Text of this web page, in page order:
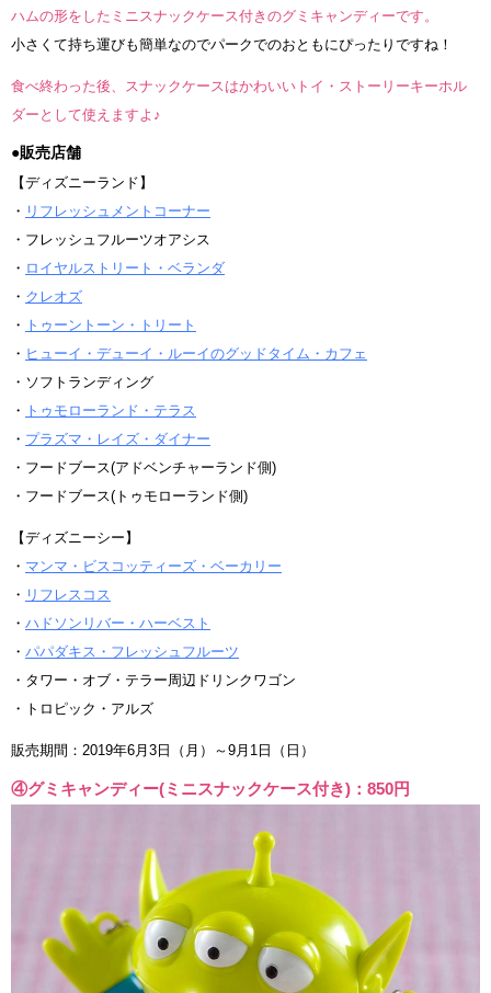
ハムの形をしたミニスナックケース付きのグミキャンディーです。
小さくて持ち運びも簡単なのでパークでのおともにぴったりですね！
食べ終わった後、スナックケースはかわいいトイ・ストーリーキーホル
ダーとして使えますよ♪
●販売店舗
【ディズニーランド】
・ リフレッシュメントコーナー
・フレッシュフルーツオアシス
・ ロイヤルストリート・ベランダ
・ クレオズ
・ トゥーントーン・トリート
・ ヒューイ・デューイ・ルーイのグッドタイム・カフェ
・ソフトランディング
・ トゥモローランド・テラス
・ プラズマ・レイズ・ダイナー
・フードブース(アドベンチャーランド側)
・フードブース(トゥモローランド側)
【ディズニーシー】
・ マンマ・ビスコッティーズ・ベーカリー
・ リフレスコス
・ ハドソンリバー・ハーベスト
・ パパダキス・フレッシュフルーツ
・タワー・オブ・テラー周辺ドリンクワゴン
・トロピック・アルズ
販売期間：2019年6月3日（月）～9月1日（日）
④グミキャンディー(ミニスナックケース付き)：850円